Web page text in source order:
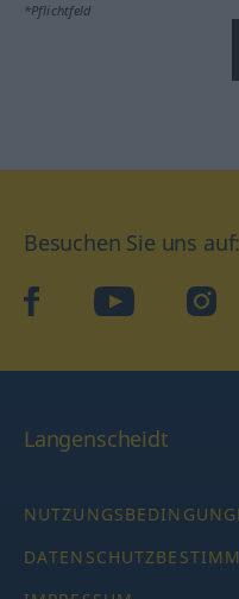
*Pflichtfeld
Besuchen Sie uns auf:
facebookYouTube
Langenscheidt